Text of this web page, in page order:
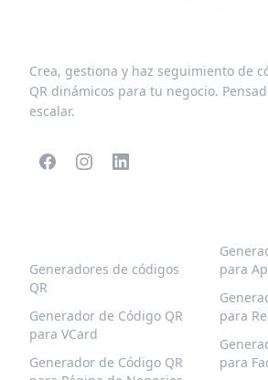
Crea, gestiona y haz seguimiento de
QR dinámicos para tu negocio.
escalar.
Generadores de códigos
QR
Generador de Código QR
para VCard
Generador de Código QR
para
para
para